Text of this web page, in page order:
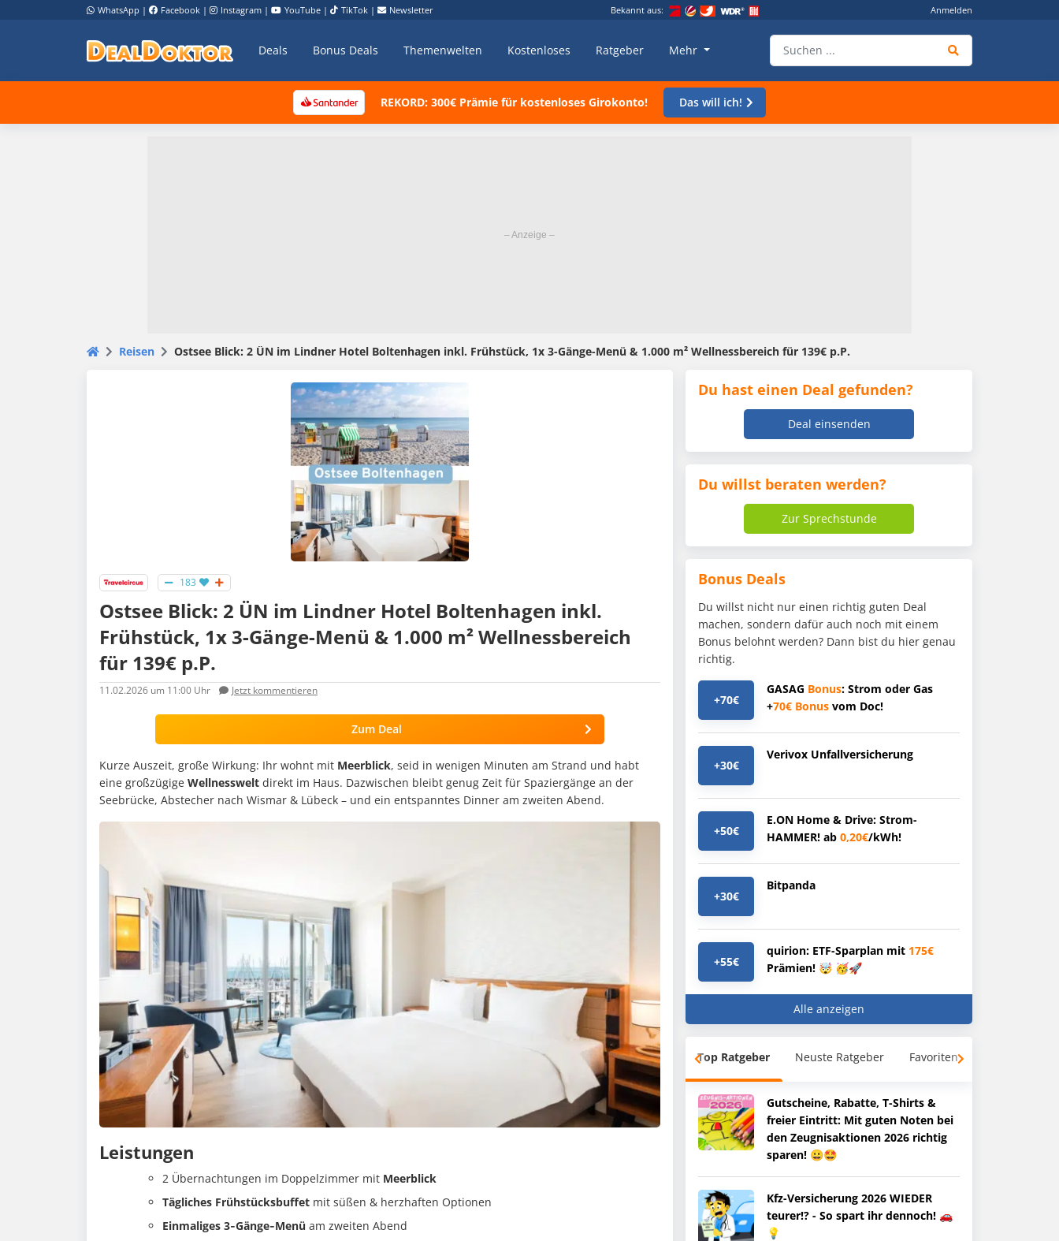
WhatsApp | Facebook | Instagram | YouTube | TikTok | Newsletter Bekannt aus: Anmelden
Deals Bonus Deals Themenwelten Kostenloses Ratgeber Mehr
REKORD: 300€ Prämie für kostenloses Girokonto! Das will ich!
Reisen Ostsee Blick: 2 ÜN im Lindner Hotel Boltenhagen inkl. Frühstück, 1x 3-Gänge-Menü & 1.000 m² Wellnessbereich für 139€ p.P.
183
Ostsee Blick: 2 ÜN im Lindner Hotel Boltenhagen inkl.
Frühstück, 1x 3-Gänge-Menü & 1.000 m² Wellnessbereich
für 139€ p.P.
11.02.2026 um 11:00 Uhr Jetzt kommentieren
Zum Deal
Kurze Auszeit, große Wirkung: Ihr wohnt mit Meerblick, seid in wenigen Minuten am Strand und habt
eine großzügige Wellnesswelt direkt im Haus. Dazwischen bleibt genug Zeit für Spaziergänge an der
Seebrücke, Abstecher nach Wismar & Lübeck – und ein entspanntes Dinner am zweiten Abend.
Leistungen
2 Übernachtungen im Doppelzimmer mit Meerblick
Tägliches Frühstücksbuffet mit süßen & herzhaften Optionen
Einmaliges 3‑Gänge‑Menü am zweiten Abend
Du hast einen Deal gefunden?
Deal einsenden
Du willst beraten werden?
Zur Sprechstunde
Bonus Deals
Du willst nicht nur einen richtig guten Deal
machen, sondern dafür auch noch mit einem
Bonus belohnt werden? Dann bist du hier genau
richtig.
+70€
GASAG Bonus: Strom oder Gas
+70€ Bonus vom Doc!
+30€
Verivox Unfallversicherung
+50€
E.ON Home & Drive: Strom-
HAMMER! ab 0,20€/kWh!
+30€
Bitpanda
+55€
quirion: ETF-Sparplan mit 175€
Prämien! 🤯 🥳🚀
Alle anzeigen
Top Ratgeber Neuste Ratgeber Favoriten
Gutscheine, Rabatte, T-Shirts &
freier Eintritt: Mit guten Noten bei
den Zeugnisaktionen 2026 richtig
sparen! 😀🤩
Kfz-Versicherung 2026 WIEDER
teurer!? - So spart ihr dennoch! 🚗
💡